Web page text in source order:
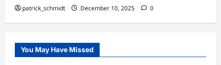
patrick_schmidt December 10, 2025 0
You May Have Missed